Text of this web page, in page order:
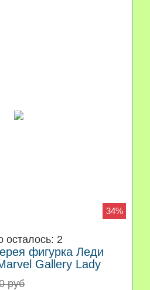
34%
осталось: 2
фигурка Леди
Gallery Lady
Deadpool
руб